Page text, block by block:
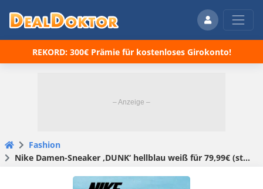
REKORD: 300€ Prämie für kostenloses Girokonto!
Fashion
Nike Damen-Sneaker ‚DUNK‘ hellblau weiß für 79,99€ (statt 105€)